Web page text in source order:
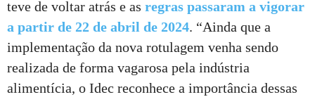
teve de voltar atrás e as regras passaram a vigorar
a partir de 22 de abril de 2024. “Ainda que a
implementação da nova rotulagem venha sendo
realizada de forma vagarosa pela indústria
alimentícia, o Idec reconhece a importância dessas